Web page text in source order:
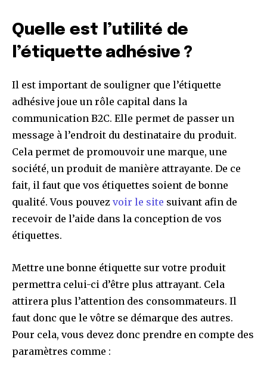
Quelle est l’utilité de
l’étiquette adhésive ?
Il est important de souligner que l’étiquette
adhésive joue un rôle capital dans la
communication B2C. Elle permet de passer un
message à l’endroit du destinataire du produit.
Cela permet de promouvoir une marque, une
société, un produit de manière attrayante. De ce
fait, il faut que vos étiquettes soient de bonne
qualité. Vous pouvez voir le site suivant afin de
recevoir de l’aide dans la conception de vos
étiquettes.
Mettre une bonne étiquette sur votre produit
permettra celui-ci d’être plus attrayant. Cela
attirera plus l’attention des consommateurs. Il
faut donc que le vôtre se démarque des autres.
Pour cela, vous devez donc prendre en compte des
paramètres comme :